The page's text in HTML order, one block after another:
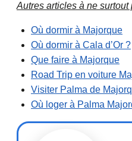
Autres articles à ne surtout
Où dormir à Majorque
Où dormir à Cala d’Or ?
Que faire à Majorque
Road Trip en voiture
Visiter Palma de
Où loger à Palma